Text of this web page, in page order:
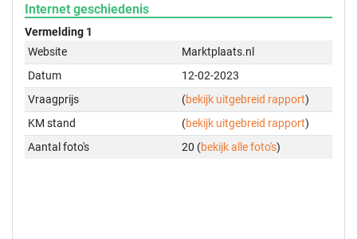
Internet geschiedenis
Vermelding 1
Website
Marktplaats.nl
Datum
12-02-2023
Vraagprijs
(bekijk uitgebreid rapport)
KM stand
(bekijk uitgebreid rapport)
Aantal foto's
20 (bekijk alle foto's)